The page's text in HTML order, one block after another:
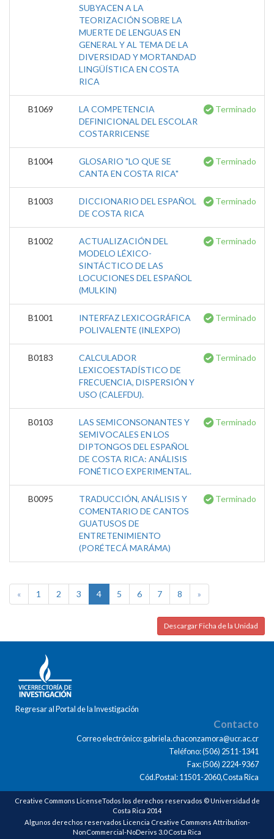
SUBYACEN A LA
TEORIZACIÓN SOBRE LA
MUERTE DE LENGUAS EN
GENERAL Y AL TEMA DE LA
DIVERSIDAD Y MORTANDAD
LINGÜÍSTICA EN COSTA
RICA
B1069
LA COMPETENCIA
DEFINICIONAL DEL ESCOLAR
COSTARRICENSE
Terminado
B1004
GLOSARIO "LO QUE SE
CANTA EN COSTA RICA"
Terminado
B1003
DICCIONARIO DEL ESPAÑOL
DE COSTA RICA
Terminado
B1002
ACTUALIZACIÓN DEL
MODELO LÉXICO-
SINTÁCTICO DE LAS
LOCUCIONES DEL ESPAÑOL
(MULKIN)
Terminado
B1001
INTERFAZ LEXICOGRÁFICA
POLIVALENTE (INLEXPO)
Terminado
B0183
CALCULADOR
LEXICOESTADÍSTICO DE
FRECUENCIA, DISPERSIÓN Y
USO (CALEFDU).
Terminado
B0103
LAS SEMICONSONANTES Y
SEMIVOCALES EN LOS
DIPTONGOS DEL ESPAÑOL
DE COSTA RICA: ANÁLISIS
FONÉTICO EXPERIMENTAL.
Terminado
B0095
TRADUCCIÓN, ANÁLISIS Y
COMENTARIO DE CANTOS
GUATUSOS DE
ENTRETENIMIENTO
(PORÉTECÁ MARÁMA)
Terminado
« 1 2 3 4 5 6 7 8 »
Descargar Ficha de la Unidad
Regresar al Portal de la Investigación
Contacto
Correo electrónico: gabriela.chaconzamora@ucr.ac.cr
Teléfono: (506) 2511-1341
Fax: (506) 2224-9367
Cód.Postal: 11501-2060,Costa Rica
Creative Commons LicenseTodos los derechos reservados © Universidad de
Costa Rica 2014
Algunos derechos reservados Licencia Creative Commons Attribution-
NonCommercial-NoDerivs 3.0 Costa Rica